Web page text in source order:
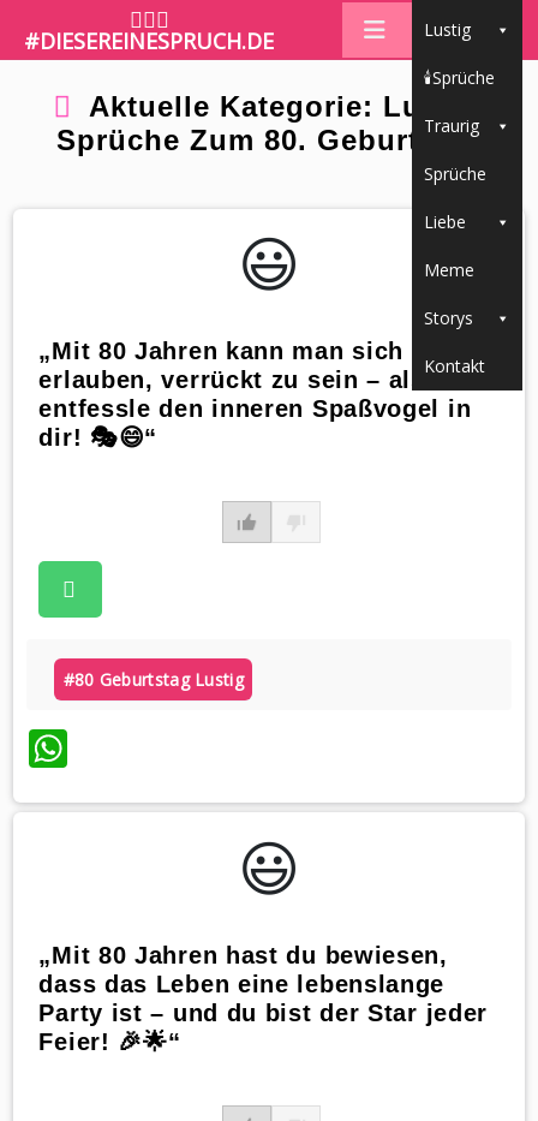
🤷🏼‍♀️
#DIESEREINESPRUCH.DE Lustig
🕯Sprüche
Traurig
Sprüche
Liebe
Meme
Storys
Kontakt
Aktuelle Kategorie: Lustige
Sprüche Zum 80. Geburtstag
😃️
„Mit 80 Jahren kann man sich endlich
erlauben, verrückt zu sein – also
entfessle den inneren Spaßvogel in
dir! 🎭😄“
#80 Geburtstag Lustig
WhatsApp
😃️
„Mit 80 Jahren hast du bewiesen,
dass das Leben eine lebenslange
Party ist – und du bist der Star jeder
Feier! 🎉🌟“